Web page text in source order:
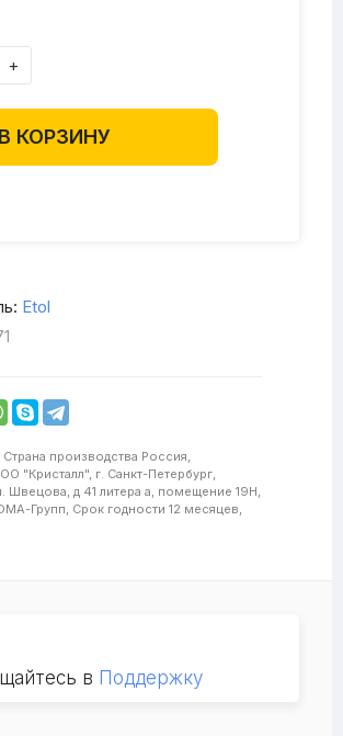
+
В КОРЗИНУ
Etol
Страна производства Россия,
"Кристалл", г. Санкт-Петербург,
Швецова, д 41 литера а, помещение 19Н,
Групп, Срок годности 12 месяцев,
в Поддержку